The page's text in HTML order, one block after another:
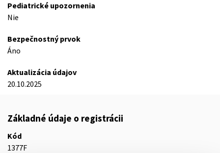
Pediatrické upozornenia
Nie
Bezpečnostný prvok
Áno
Aktualizácia údajov
20.10.2025
Základné údaje o registrácii
Kód
1377F